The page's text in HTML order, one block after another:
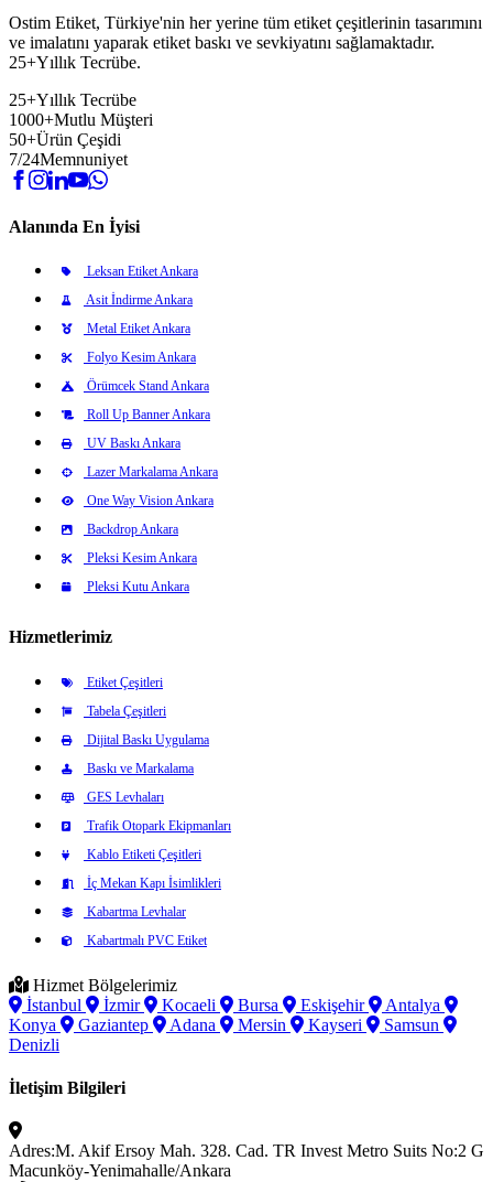
Ostim Etiket, Türkiye'nin her yerine tüm etiket çeşitlerinin tasarımını
ve imalatını yaparak etiket baskı ve sevkiyatını sağlamaktadır.
25+Yıllık Tecrübe.
25+Yıllık Tecrübe
1000+Mutlu Müşteri
50+Ürün Çeşidi
7/24Memnuniyet
Alanında En İyisi
Leksan Etiket Ankara
Asit İndirme Ankara
Metal Etiket Ankara
Folyo Kesim Ankara
Örümcek Stand Ankara
Roll Up Banner Ankara
UV Baskı Ankara
Lazer Markalama Ankara
One Way Vision Ankara
Backdrop Ankara
Pleksi Kesim Ankara
Pleksi Kutu Ankara
Hizmetlerimiz
Etiket Çeşitleri
Tabela Çeşitleri
Dijital Baskı Uygulama
Baskı ve Markalama
GES Levhaları
Trafik Otopark Ekipmanları
Kablo Etiketi Çeşitleri
İç Mekan Kapı İsimlikleri
Kabartma Levhalar
Kabartmalı PVC Etiket
Hizmet Bölgelerimiz
İstanbul
İzmir Kocaeli Bursa Eskişehir
Antalya
Konya
Gaziantep Adana Mersin Kayseri
Samsun
Denizli
İletişim Bilgileri
Adres:M. Akif Ersoy Mah. 328. Cad. TR Invest Metro Suits No:2 G
Macunköy-Yenimahalle/Ankara